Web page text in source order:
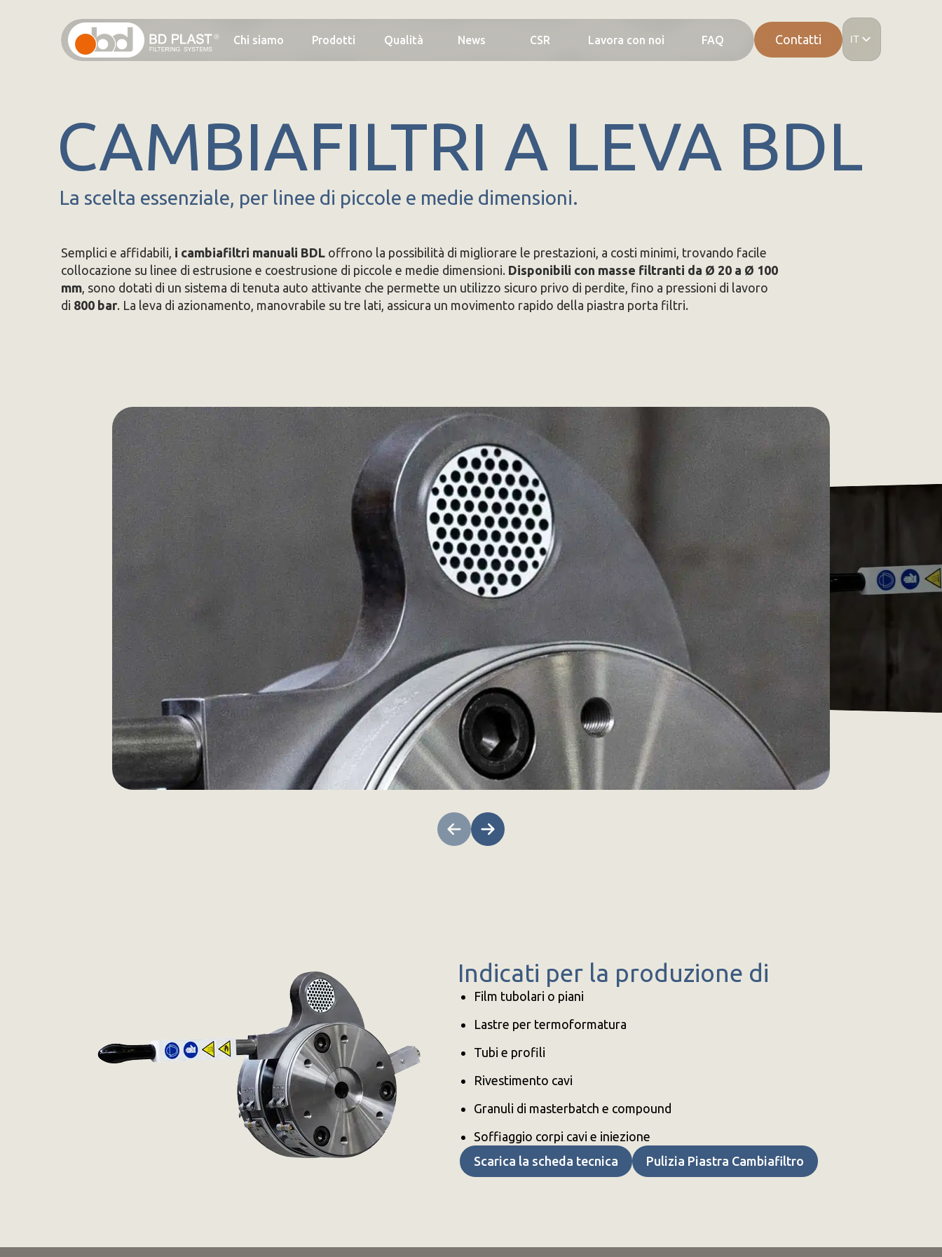
contenuto
Chi siamo Prodotti Qualità News CSR Lavora con noi FAQ Contatti IT
CAMBIAFILTRI A LEVA BDL
La scelta essenziale, per linee di piccole e medie dimensioni.
Semplici e affidabili, i cambiafiltri manuali BDL offrono la possibilità di migliorare le prestazioni, a costi minimi, trovando facile
collocazione su linee di estrusione e coestrusione di piccole e medie dimensioni. Disponibili con masse filtranti da Ø 20 a Ø 100
mm, sono dotati di un sistema di tenuta auto attivante che permette un utilizzo sicuro privo di perdite, fino a pressioni di lavoro
di 800 bar. La leva di azionamento, manovrabile su tre lati, assicura un movimento rapido della piastra porta filtri.
Indicati per la produzione di
Film tubolari o piani
Lastre per termoformatura
Tubi e profili
Rivestimento cavi
Granuli di masterbatch e compound
Soffiaggio corpi cavi e iniezione
Scarica la scheda tecnica
Pulizia Piastra Cambiafiltro